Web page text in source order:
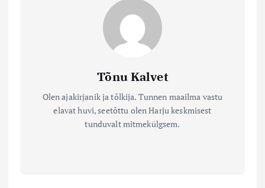
Tõnu Kalvet
Olen ajakirjanik ja tõlkija. Tunnen maailma vastu
elavat huvi, seetõttu olen Harju keskmisest
tunduvalt mitmekülgsem.